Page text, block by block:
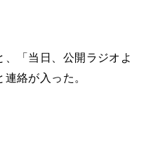
「当日、公開ラジオよ
絡が入った。